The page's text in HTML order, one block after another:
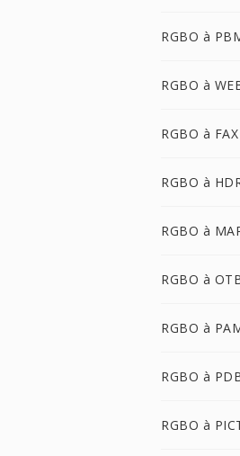
RGBO à
RGBO à
RGBO à FAX
RGBO à
RGBO à
RGBO à
RGBO à
RGBO à
RGBO à